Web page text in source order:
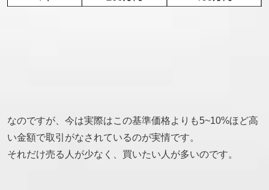
なのですが、今は実際はこの基準価格よりも5~10%ほど高
い金額で取引がなされているのが実情です。
それだけ売る人が少なく、買いたい人が多いのです。